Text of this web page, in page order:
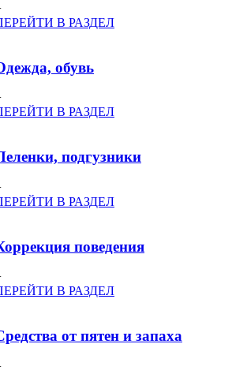
В РАЗДЕЛ
обувь
В РАЗДЕЛ
подгузники
В РАЗДЕЛ
поведения
В РАЗДЕЛ
от пятен и запаха